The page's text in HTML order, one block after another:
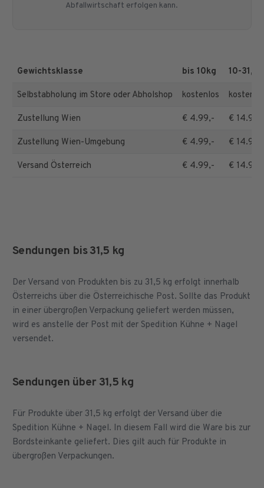
Abfallwirtschaft erfolgen kann.
Gewichtsklasse bis 10kg 10-
Selbstabholung im Store oder Abholshop kostenlos
Zustellung Wien € 4.99,- € 14.90,-
Zustellung Wien-Umgebung € 4.99,- € 14.90,-
Versand Österreich € 4.99,- € 14.90,-
Sendungen bis 31,5 kg
Der Versand von Produkten bis zu 31,5 kg erfolgt innerhalb
Österreichs über die Österreichische Post. Sollte das Produkt
in einer übergroßen Verpackung geliefert werden müssen,
wird es anstelle der Post mit der Spedition Kühne + Nagel
versendet.
Sendungen über 31,5 kg
Für Produkte über 31,5 kg erfolgt der Versand über die
Spedition Kühne + Nagel. In diesem Fall wird die Ware bis zur
Bordsteinkante geliefert. Dies gilt auch für Produkte in
übergroßen Verpackungen.